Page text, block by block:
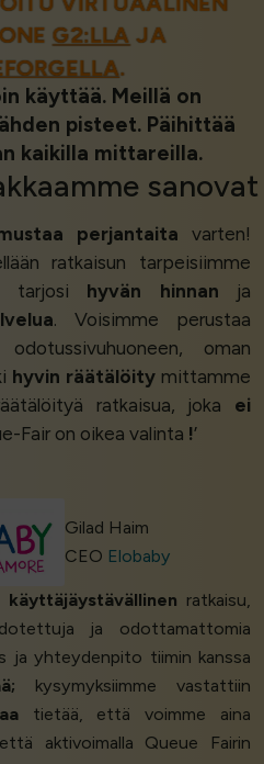
G2:LLAJA
.
käyttää. Meillä on
pisteet. Päihittää
kaikilla mittareilla.
sanovat
perjantaita varten!
ratkaisun tarpeisiimme
tarjosi hyvän hinnan ja
. Voisimme perustaa
oman
hyvin räätälöity mittamme
ratkaisua, joka ei
Fair on oikea valinta !’
Gilad Haim
CEO Elobaby
käyttäjäystävällinen ratkaisu,
ja odottamattomia
ja yhteydenpito tiimin kanssa
kysymyksiimme vastattiin
tietää, että voimme aina
aktivoimalla Queue Fairin